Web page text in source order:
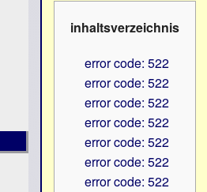
inhaltsverzeichnis
error code: 522
error code: 522
error code: 522
error code: 522
error code: 522
error code: 522
error code: 522